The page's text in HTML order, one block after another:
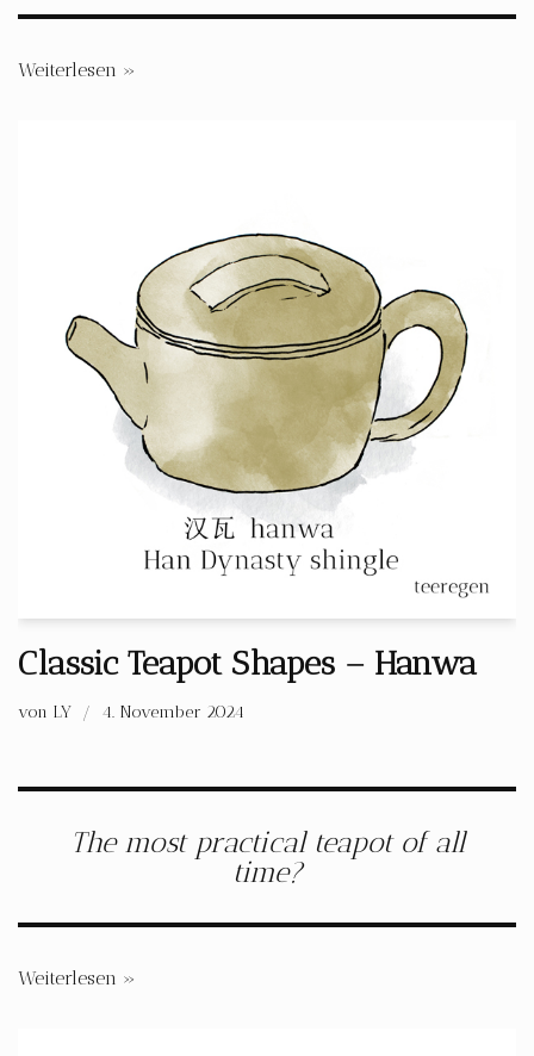
Weiterlesen »
Classic Teapot Shapes – Hanwa
von LY 4. November 2024
The most practical teapot of all
time?
Weiterlesen »